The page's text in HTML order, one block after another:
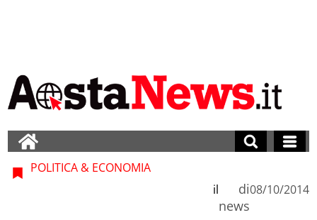
POLITICA & ECONOMIA
di
news
il 08/10/2014